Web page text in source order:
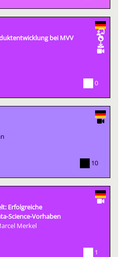
bei MVV
0
10
Erfolgreiche
Science-Vorhaben
Merkel
1